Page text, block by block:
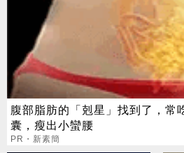
腹部脂肪的「剋星」找到了，常
囊，瘦出小蠻腰
PR・新素簡